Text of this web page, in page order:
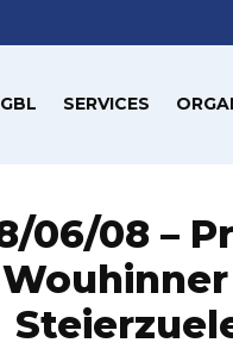
SERVICES
06/08 –